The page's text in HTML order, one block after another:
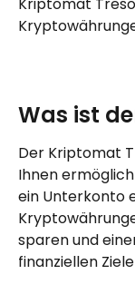
Was ist
Der Kriptomat
Ihnen
ein Unterkonto
sparen und
finanziellen